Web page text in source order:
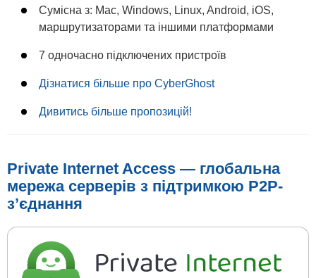
Сумісна з: Mac, Windows, Linux, Android, iOS,
маршрутизаторами та іншими платформами
7 одночасно підключених пристроїв
Дізнатися більше про CyberGhost
Дивитись більше пропозицій!
Private Internet Access — глобальна
мережа серверів з підтримкою P2P-
з’єднання